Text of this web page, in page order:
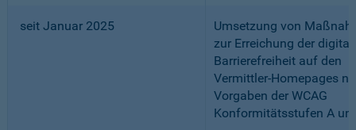
seit Januar 2025
Umsetzung von
zur Erreichung der
Barrierefreiheit auf den
Vermittler-Homepages
Vorgaben der WCAG
Konformitätsstufen A